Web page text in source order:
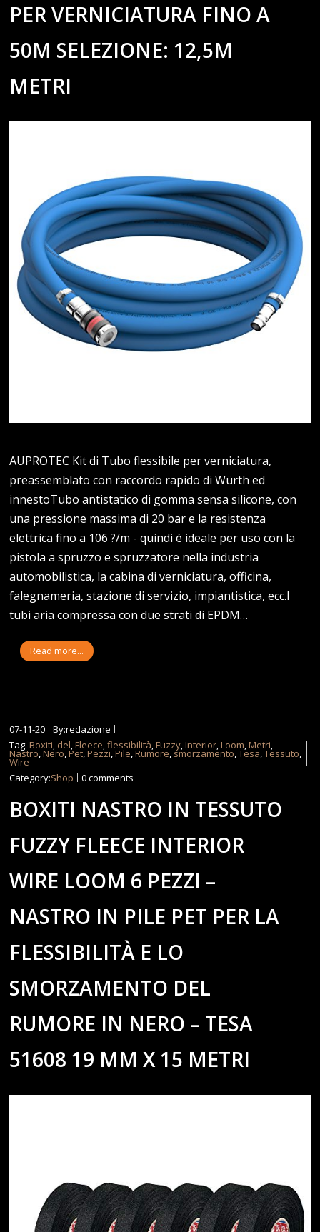
PER VERNICIATURA FINO A
50M SELEZIONE: 12,5M
METRI
AUPROTEC Kit di Tubo flessibile per verniciatura,
preassemblato con raccordo rapido di Würth ed
innestoTubo antistatico di gomma sensa silicone, con
una pressione massima di 20 bar e la resistenza
elettrica fino a 106 ?/m - quindi é ideale per uso con la
pistola a spruzzo e spruzzatore nella industria
automobilistica, la cabina di verniciatura, officina,
falegnameria, stazione di servizio, impiantistica, ecc.I
tubi aria compressa con due strati di EPDM…
Read more...
07-11-20
By:redazione
Tag:Boxiti, del,Fleece,flessibilità,Fuzzy,Interior,Loom,Metri,
Nastro,Nero,Pet,Pezzi,Pile,Rumore, smorzamento,Tesa,Tessuto,
Wire
Category:Shop 0 comments
BOXITI NASTRO IN TESSUTO
FUZZY FLEECE INTERIOR
WIRE LOOM 6 PEZZI –
NASTRO IN PILE PET PER LA
FLESSIBILITÀ E LO
SMORZAMENTO DEL
RUMORE IN NERO – TESA
51608 19 MM X 15 METRI